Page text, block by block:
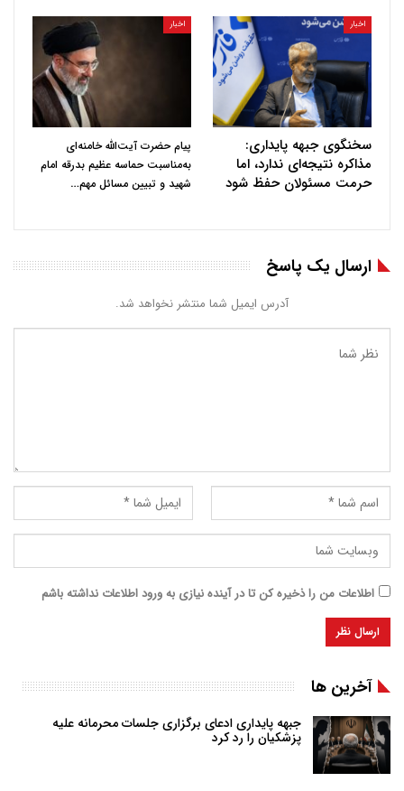
اخبار
سخنگوی جبهه پایداری:
مذاکره نتیجه‌ای ندارد، اما
حرمت مسئولان حفظ شود
اخبار
پیام حضرت آیت‌الله خامنه‌ای
به‌مناسبت حماسه عظیم بدرقه امام
شهید و تبیین مسائل مهم…
ارسال یک پاسخ
آدرس ایمیل شما منتشر نخواهد شد.
اطلاعات من را ذخیره کن تا در آینده نیازی به ورود اطلاعات نداشته باشم
آخرین ها
جبهه پایداری ادعای برگزاری جلسات محرمانه علیه
پزشکیان را رد کرد